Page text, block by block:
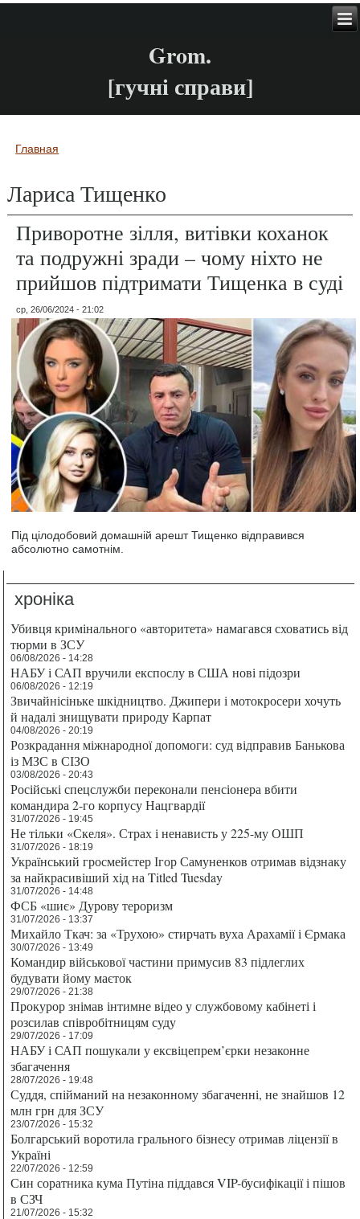
Grom.
[гучні справи]
Вы здесь
Главная
Лариса Тищенко
Приворотне зілля, витівки коханок
та подружні зради – чому ніхто не
прийшов підтримати Тищенка в суді
ср, 26/06/2024 - 21:02
Під цілодобовий домашній арешт Тищенко відправився
абсолютно самотнім.
хроніка
Убивця кримінального «авторитета» намагався сховатись від
тюрми в ЗСУ
06/08/2026 - 14:28
НАБУ і САП вручили експослу в США нові підозри
06/08/2026 - 12:19
Звичайнісіньке шкідництво. Джипери і мотокросери хочуть
й надалі знищувати природу Карпат
04/08/2026 - 20:19
Розкрадання міжнародної допомоги: суд відправив Банькова
із МЗС в СІЗО
03/08/2026 - 20:43
Російські спецслужби переконали пенсіонера вбити
командира 2-го корпусу Нацгвардії
31/07/2026 - 19:45
Не тільки «Скеля». Страх і ненависть у 225-му ОШП
31/07/2026 - 18:19
Український гросмейстер Ігор Самуненков отримав відзнаку
за найкрасивіший хід на Titled Tuesday
31/07/2026 - 14:48
ФСБ «шиє» Дурову тероризм
31/07/2026 - 13:37
Михайло Ткач: за «Трухою» стирчать вуха Арахамії і Єрмака
30/07/2026 - 13:49
Командир військової частини примусив 83 підлеглих
будувати йому маєток
29/07/2026 - 21:38
Прокурор знімав інтимне відео у службовому кабінеті і
розсилав співробітницям суду
29/07/2026 - 17:09
НАБУ і САП пошукали у ексвіцепрем’єрки незаконне
збагачення
28/07/2026 - 19:48
Суддя, спійманий на незаконному збагаченні, не знайшов 12
млн грн для ЗСУ
23/07/2026 - 15:32
Болгарський воротила грального бізнесу отримав ліцензії в
Україні
22/07/2026 - 12:59
Син соратника кума Путіна піддався VIP-бусифікації і пішов
в СЗЧ
21/07/2026 - 15:32